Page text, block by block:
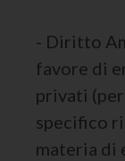
- Diritto
favore di
privati
specifico
materia di